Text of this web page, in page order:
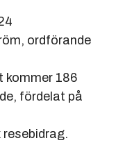
ordförande
186
fördelat på